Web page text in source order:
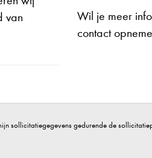
van
Wil je meer
contact
sollicitatiegegevens gedurende de